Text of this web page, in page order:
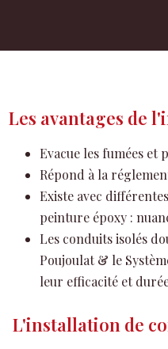
Les avantages de
Evacue les fumées
Répond à la
Existe avec
peinture époxy :
Les conduits isolés
Poujoulat & le
leur efficacité et
L'installation de